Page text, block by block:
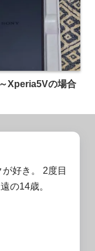
Xperia5Vの場合
好き。 2度目
の14歳。